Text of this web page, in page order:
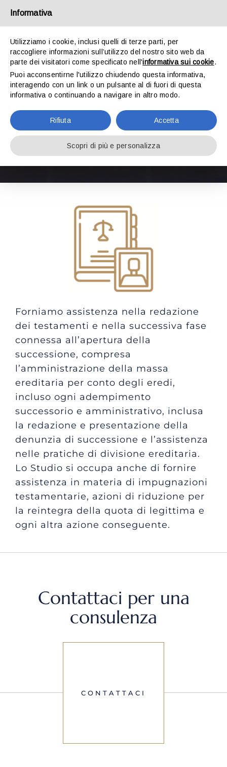
HOME
STUDIO DOTTORI COMMERCIALISTI
STUDIO LEGALE
Successioni
Forniamo assistenza nella redazione
dei testamenti e nella successiva fase
connessa all’apertura della
successione, compresa
l’amministrazione della massa
ereditaria per conto degli eredi,
incluso ogni adempimento
successorio e amministrativo, inclusa
la redazione e presentazione della
denunzia di successione e l’assistenza
nelle pratiche di divisione ereditaria.
Lo Studio si occupa anche di fornire
assistenza in materia di impugnazioni
testamentarie, azioni di riduzione per
la reintegra della quota di legittima e
ogni altra azione conseguente.
Contattaci per una
consulenza
CONTATTACI
Informativa
Utilizziamo i cookie, inclusi quelli di terze parti, per
raccogliere informazioni sull’utilizzo del nostro sito web da
parte dei visitatori come specificato nell'informativa sui cookie.
Puoi acconsentirne l'utilizzo chiudendo questa informativa,
interagendo con un link o un pulsante al di fuori di questa
informativa o continuando a navigare in altro modo.
Rifiuta Accetta
Scopri di più e personalizza